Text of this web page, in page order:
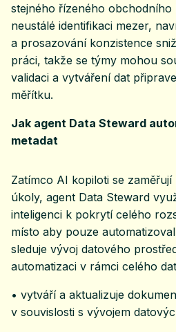
stejného řízeného
neustálé identifikaci mezer,
a prosazování konzistence
práci, takže se týmy mohou
validaci a vytváření dat
měřítku.
Jak agent Data Steward
metadat
Zatímco AI kopiloti se
úkoly, agent Data Steward
inteligenci k pokrytí celého
místo aby pouze
sleduje vývoj datového
automatizaci v rámci celého
• vytváří a aktualizuje
v souvislosti s vývojem